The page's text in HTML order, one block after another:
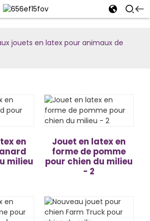
jouets en latex pour animaux de
en
milieu
Jouet en latex en
forme de pomme
pour chien du milieu
- 2